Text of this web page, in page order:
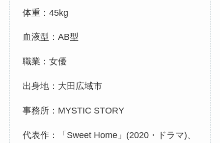
体重：45kg
血液型：AB型
職業：女優
出身地：大田広域市
事務所：MYSTIC STORY
代表作：「Sweet Home」(2020・ドラマ)、